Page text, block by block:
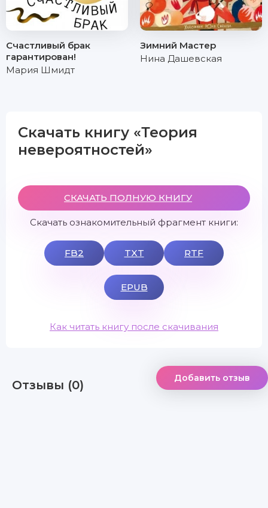
Счастливый брак
гарантирован!
Мария Шмидт
Зимний Мастер
Нина Дашевская
Скачать книгу «Теория
невероятностей»
СКАЧАТЬ ПОЛНУЮ КНИГУ
Скачать ознакомительный фрагмент книги:
FB2 TXT RTF
EPUB
Как читать книгу после скачивания
Отзывы (0) Добавить отзыв